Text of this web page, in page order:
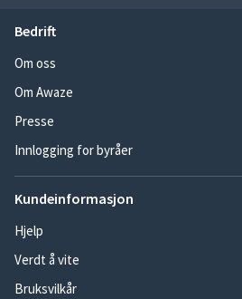
Bedrift
Om oss
Om Awaze
Presse
Innlogging for byråer
Kundeinformasjon
Hjelp
Verdt å vite
Bruksvilkår